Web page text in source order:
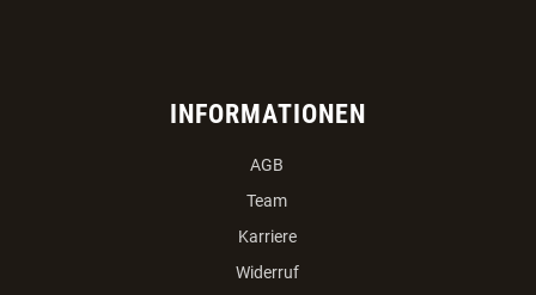
INFORMATIONEN
AGB
Team
Karriere
Widerruf